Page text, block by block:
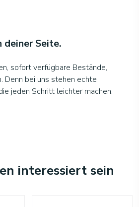
deiner Seite.
sofort verfügbare Bestände,
Denn bei uns stehen echte
jeden Schritt leichter machen.
interessiert sein